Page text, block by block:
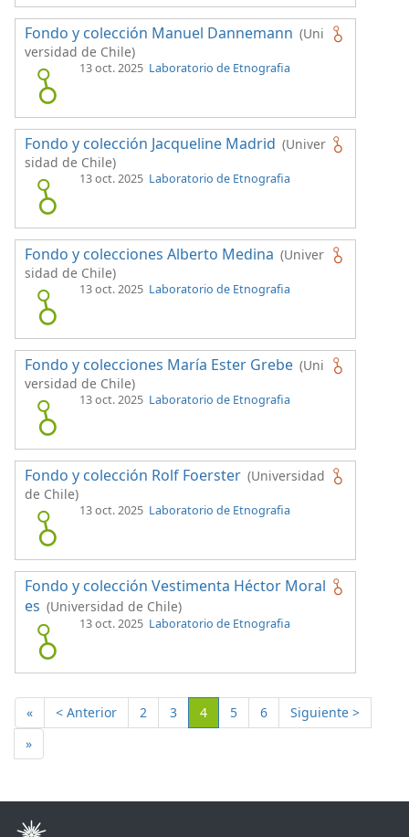
Fondo y colección Manuel Dannemann (Uni
versidad de Chile)
13 oct. 2025 Laboratorio de Etnografia
Fondo y colección Jacqueline Madrid (Univer
sidad de Chile)
13 oct. 2025 Laboratorio de Etnografia
Fondo y colecciones Alberto Medina (Univer
sidad de Chile)
13 oct. 2025 Laboratorio de Etnografia
Fondo y colecciones María Ester Grebe (Uni
versidad de Chile)
13 oct. 2025 Laboratorio de Etnografia
Fondo y colección Rolf Foerster (Universidad
de Chile)
13 oct. 2025 Laboratorio de Etnografia
Fondo y colección Vestimenta Héctor Moral
es (Universidad de Chile)
13 oct. 2025 Laboratorio de Etnografia
« < Anterior 2 3 4(Actual)
5 6
Siguiente >
»